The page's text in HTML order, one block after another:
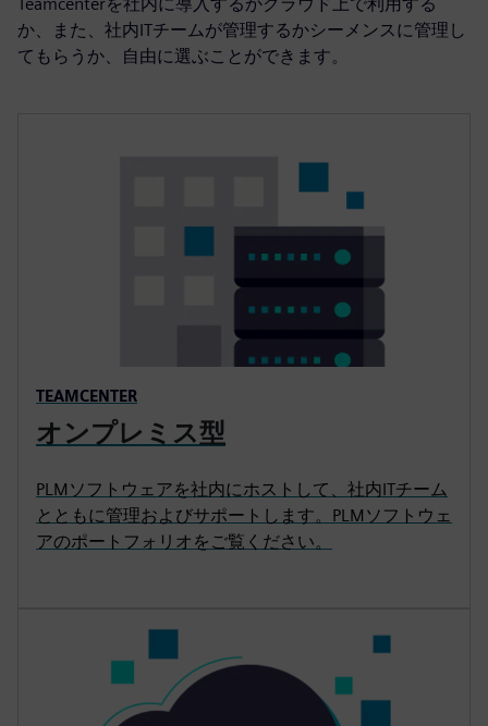
か、また、社内ITチームが管理するかシーメンスに管理し
てもらうか、自由に選ぶことができます。
TEAMCENTER
オンプレミス型
PLMソフトウェアを社内にホストして、社内ITチーム
とともに管理およびサポートします。PLMソフトウェ
アのポートフォリオをご覧ください。